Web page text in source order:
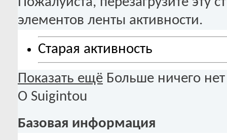
элементов ленты активности.
Старая активность
Показать ещё Больше ничего нет
О Suigintou
Базовая информация